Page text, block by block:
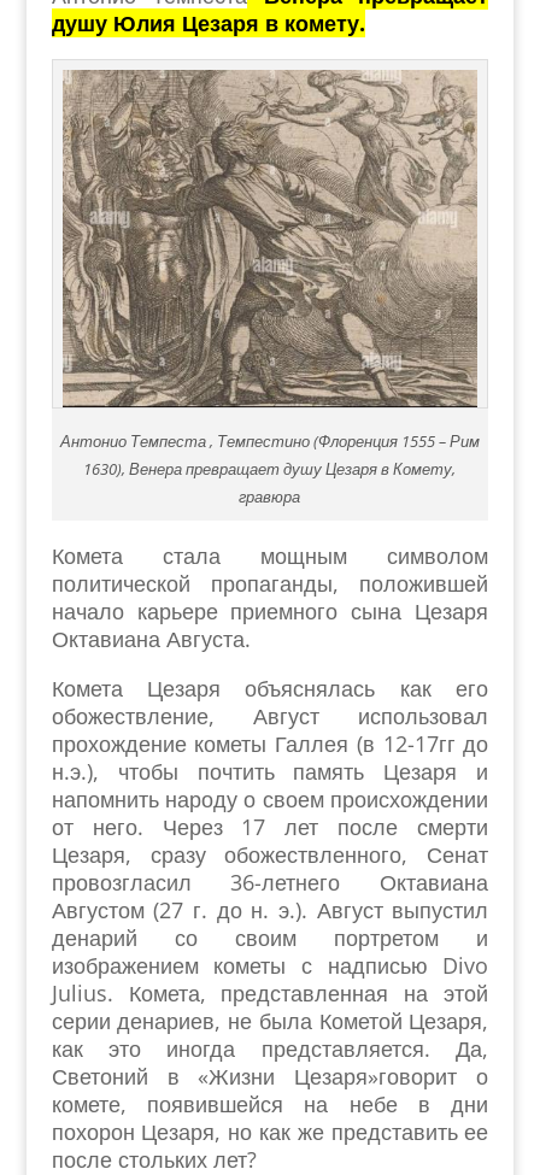
душу Юлия Цезаря в комету.
Антонио Темпеста , Темпестино (Флоренция 1555 – Рим
1630), Венера превращает душу Цезаря в Комету,
гравюра
Комета стала мощным символом
политической пропаганды, положившей
начало карьере приемного сына Цезаря
Октавиана Августа.
Комета Цезаря объяснялась как его
обожествление, Август использовал
прохождение кометы Галлея (в 12-17гг до
н.э.), чтобы почтить память Цезаря и
напомнить народу о своем происхождении
от него. Через 17 лет после смерти
Цезаря, сразу обожествленного, Сенат
провозгласил 36-летнего Октавиана
Августом (27 г. до н. э.). Август выпустил
денарий со своим портретом и
изображением кометы с надписью Divo
Julius. Комета, представленная на этой
серии денариев, не была Кометой Цезаря,
как это иногда представляется. Да,
Светоний в «Жизни Цезаря»говорит о
комете, появившейся на небе в дни
похорон Цезаря, но как же представить ее
после стольких лет?